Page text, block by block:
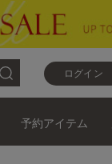
ログイン
予約アイテム